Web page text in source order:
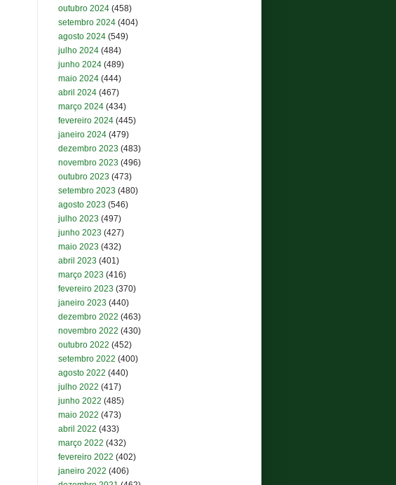
outubro 2024 (458)
setembro 2024 (404)
agosto 2024 (549)
julho 2024 (484)
junho 2024 (489)
maio 2024 (444)
abril 2024 (467)
março 2024 (434)
fevereiro 2024 (445)
janeiro 2024 (479)
dezembro 2023 (483)
novembro 2023 (496)
outubro 2023 (473)
setembro 2023 (480)
agosto 2023 (546)
julho 2023 (497)
junho 2023 (427)
maio 2023 (432)
abril 2023 (401)
março 2023 (416)
fevereiro 2023 (370)
janeiro 2023 (440)
dezembro 2022 (463)
novembro 2022 (430)
outubro 2022 (452)
setembro 2022 (400)
agosto 2022 (440)
julho 2022 (417)
junho 2022 (485)
maio 2022 (473)
abril 2022 (433)
março 2022 (432)
fevereiro 2022 (402)
janeiro 2022 (406)